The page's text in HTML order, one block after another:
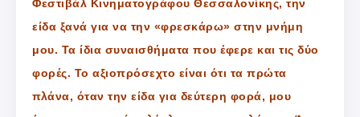
Φεστιβάλ Κινηματογράφου Θεσσαλονίκης, την
είδα ξανά για να την «φρεσκάρω» στην μνήμη
μου. Τα ίδια συναισθήματα που έφερε και τις δύο
φορές. Το αξιοπρόσεχτο είναι ότι τα πρώτα
πλάνα, όταν την είδα για δεύτερη φορά, μου